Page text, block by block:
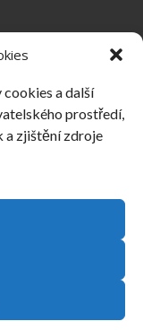
a další
prostředí,
a zjištění zdroje